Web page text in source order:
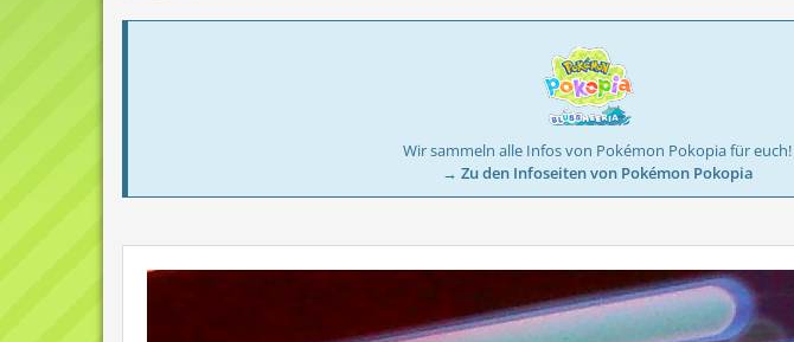
Wir sammeln alle Infos von Pokémon Pokopia für euch!
→ Zu den Infoseiten von Pokémon Pokopia